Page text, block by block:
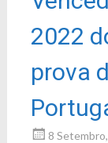
2022
prova
8